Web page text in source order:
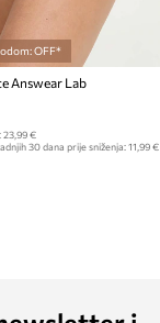
OFF*
Answear Lab
23,99 €
30 dana prije sniženja:11,99 €